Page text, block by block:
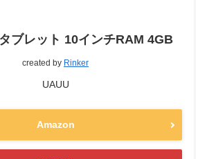
ブレット 10インチRAM 4GB
created by Rinker
UAUU
Amazon